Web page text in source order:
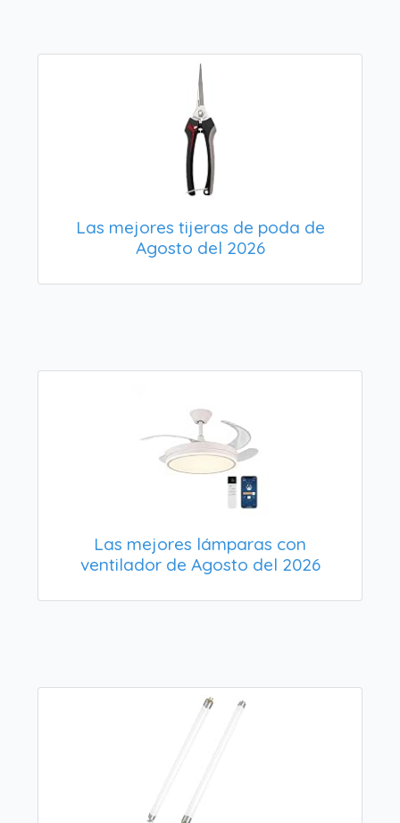
Las mejores tijeras de poda de
Agosto del 2026
Las mejores lámparas con
ventilador de Agosto del 2026